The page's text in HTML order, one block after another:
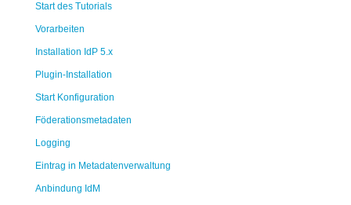
Start des Tutorials
Vorarbeiten
Installation IdP 5.x
Plugin-Installation
Start Konfiguration
Föderationsmetadaten
Logging
Eintrag in Metadatenverwaltung
Anbindung IdM